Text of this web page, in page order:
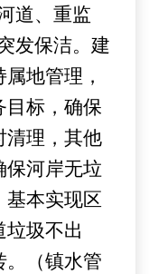
道、重监
发保洁。建
属地管理 ，
目标，确保
清理，其他
保河岸无垃
基本实现区
垃圾不出
。
（镇水管